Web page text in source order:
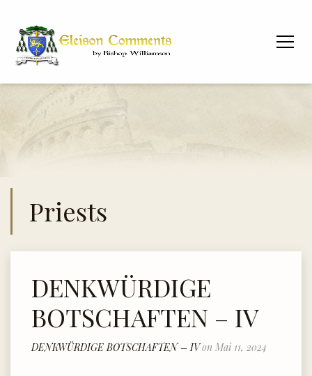
Priests
DENKWÜRDIGE
BOTSCHAFTEN – IV
DENKWÜRDIGE BOTSCHAFTEN – IVon Mai 11, 2024